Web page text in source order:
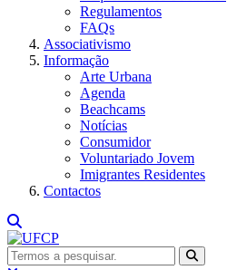
Regulamentos
FAQs
Associativismo
Informação
Arte Urbana
Agenda
Beachcams
Notícias
Consumidor
Voluntariado Jovem
Imigrantes Residentes
Contactos